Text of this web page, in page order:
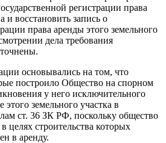
регистрации права
и восстановить запись о
права аренды этого земельного
дела требования
основывались на том, что
построило Общество на спорном
у него исключительного
этого земельного участка в
ст. 36 ЗК РФ, поскольку общество
целях строительства которых
в аренду.